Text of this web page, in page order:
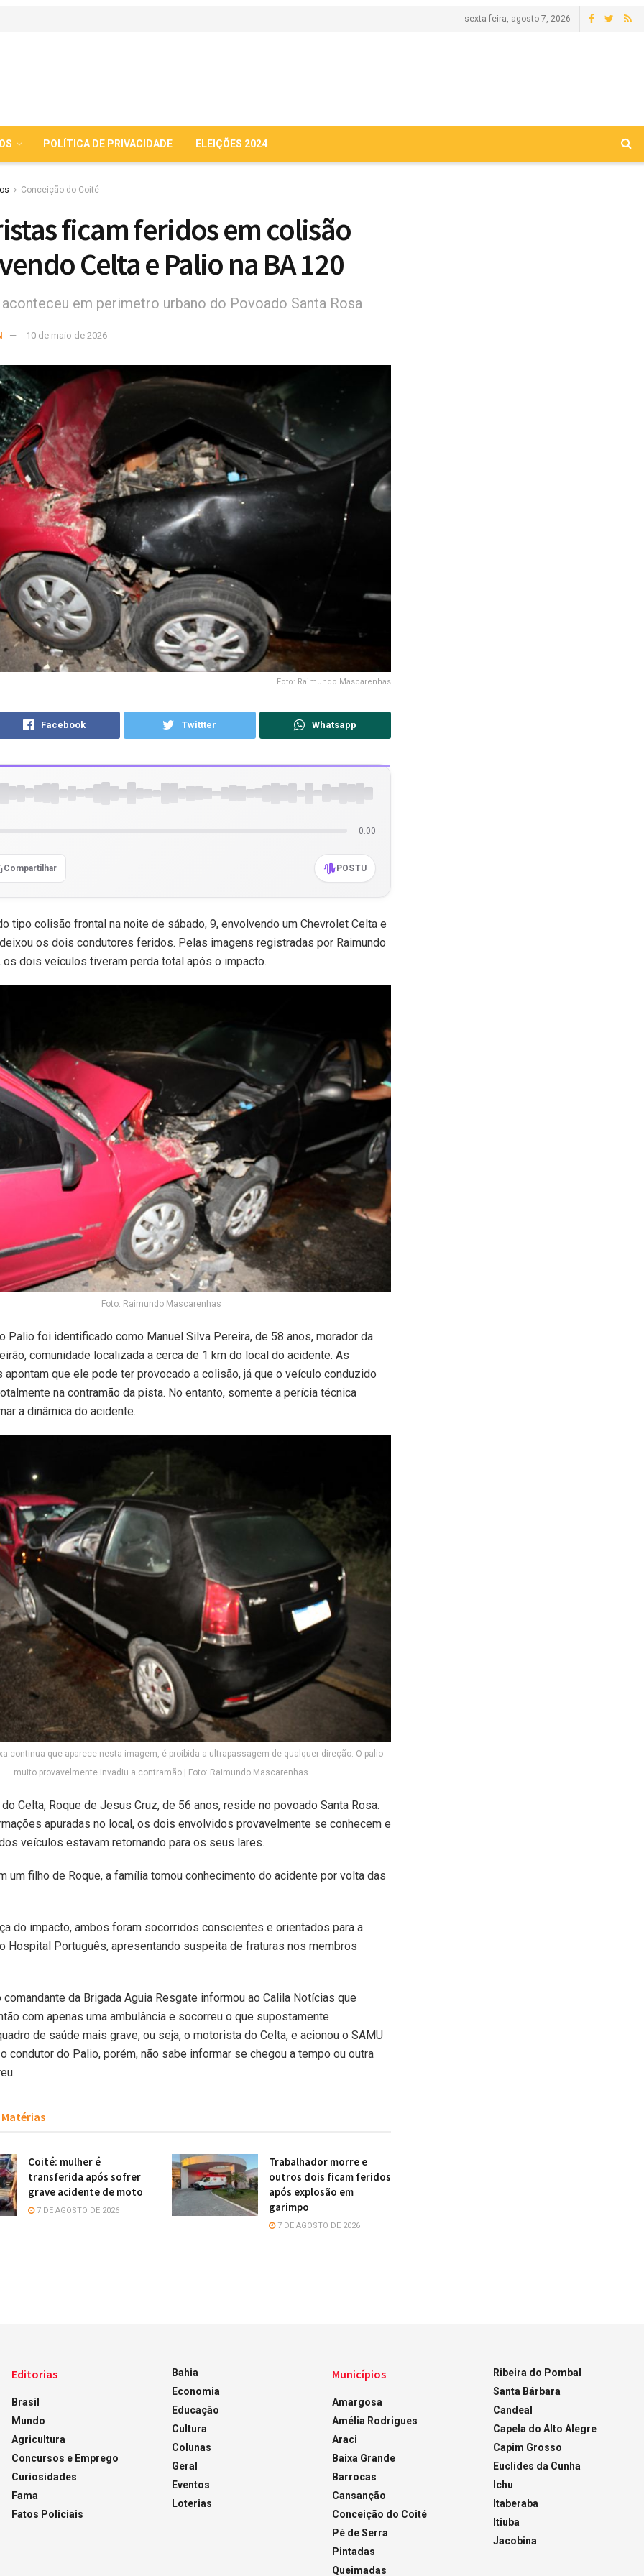
sexta-feira, agosto 7, 2026
POLÍTICA DE PRIVACIDADE ELEIÇÕES 2024
Conceição do Coité
ficam feridos em colisão
Celta e Palio na BA 120
em perimetro urbano do Povoado Santa Rosa
10 de maio de 2026
Foto: Raimundo Mascarenhas
Facebook Twittter Whatsapp
0:00
Compartilhar POSTU
tipo colisão frontal na noite de sábado, 9, envolvendo um Chevrolet Celta e
os dois condutores feridos. Pelas imagens registradas por Raimundo
os dois veículos tiveram perda total após o impacto.
Foto: Raimundo Mascarenhas
Palio foi identificado como Manuel Silva Pereira, de 58 anos, morador da
comunidade localizada a cerca de 1 km do local do acidente. As
apontam que ele pode ter provocado a colisão, já que o veículo conduzido
na contramão da pista. No entanto, somente a perícia técnica
a dinâmica do acidente.
continua que aparece nesta imagem, é proibida a ultrapassagem de qualquer direção. O palio
muito provavelmente invadiu a contramão | Foto: Raimundo Mascarenhas
Celta, Roque de Jesus Cruz, de 56 anos, reside no povoado Santa Rosa.
apuradas no local, os dois envolvidos provavelmente se conhecem e
veículos estavam retornando para os seus lares.
um filho de Roque, a família tomou conhecimento do acidente por volta das
do impacto, ambos foram socorridos conscientes e orientados para a
Hospital Português, apresentando suspeita de fraturas nos membros
comandante da Brigada Aguia Resgate informou ao Calila Notícias que
com apenas uma ambulância e socorreu o que supostamente
de saúde mais grave, ou seja, o motorista do Celta, e acionou o SAMU
condutor do Palio, porém, não sabe informar se chegou a tempo ou outra
Matérias
Coité: mulher é
transferida após sofrer
grave acidente de moto
7 DE AGOSTO DE 2026
Trabalhador morre e
outros dois ficam feridos
após explosão em
garimpo
7 DE AGOSTO DE 2026
Editorias
Brasil
Mundo
Agricultura
Concursos e Emprego
Curiosidades
Fama
Fatos Policiais
Bahia
Economia
Educação
Cultura
Colunas
Geral
Eventos
Loterias
Municípios
Amargosa
Amélia Rodrigues
Araci
Baixa Grande
Barrocas
Cansanção
Conceição do Coité
Pé de Serra
Pintadas
Queimadas
Ribeira do Pombal
Santa Bárbara
Candeal
Capela do Alto Alegre
Capim Grosso
Euclides da Cunha
Ichu
Itaberaba
Itiuba
Jacobina